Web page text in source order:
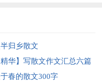
归乡散文
精华】写散文作文汇总六篇
春的散文300字